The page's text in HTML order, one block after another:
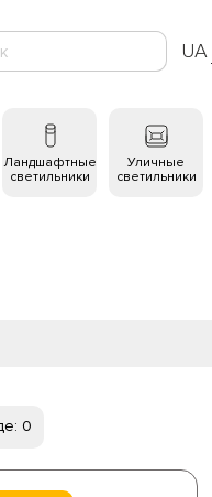
UA
Ландшафтные
светильники
Уличные
светильники
0